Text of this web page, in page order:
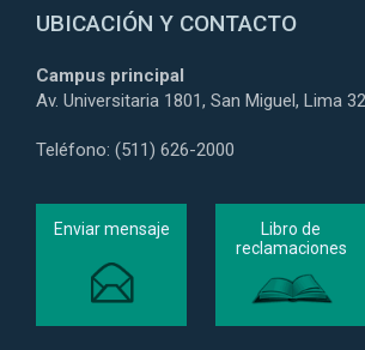
UBICACIÓN Y CONTACTO
Campus principal
Av. Universitaria 1801, San Miguel, Lima
Teléfono: (511) 626-2000
Enviar mensaje
Libro de
reclamaciones